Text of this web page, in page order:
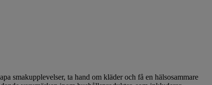
smakupplevelser, ta hand om kläder och få en hälsosammare